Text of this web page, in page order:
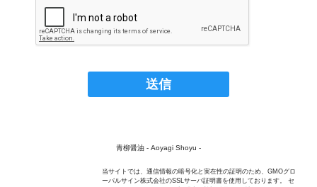
青柳醤油 - Aoyagi Shoyu -
当サイトでは、通信情報の暗号化と実在性の証明のため、GMOグロ
ーバルサイン株式会社のSSLサーバ証明書を使用しております。 セ